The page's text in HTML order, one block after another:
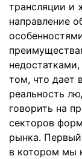
трансляции и
направление
том, что дает
реальность
говорить на
секторов
рынка.
в котором мы